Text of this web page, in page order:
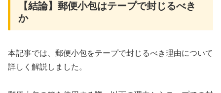
【結論】郵便小包はテープで封じるべき
か
本記事では、郵便小包をテープで封じるべき理由について
詳しく解説しました。